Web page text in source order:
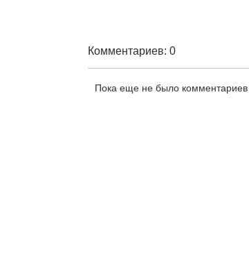
Комментариев: 0
Пока еще не было комментариев